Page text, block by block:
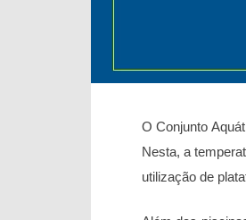
O Conjunto
Nesta, a
utilização de